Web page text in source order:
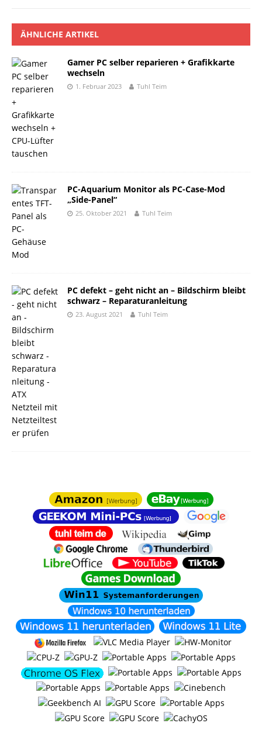
ÄHNLICHE ARTIKEL
Gamer PC selber reparieren + Grafikkarte
wechseln
1. Februar 2023 Tuhl Teim
PC-Aquarium Monitor als PC-Case-Mod
„Side-Panel“
25. Oktober 2021 Tuhl Teim
PC defekt – geht nicht an – Bildschirm bleibt
schwarz – Reparaturanleitung
23. August 2021 Tuhl Teim